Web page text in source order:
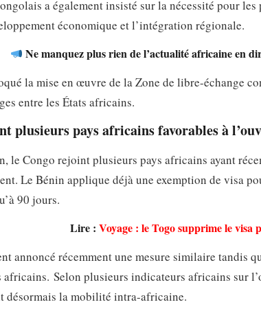
a également insisté sur la nécessité pour
économique et l’intégration régionale.
Ne manquez plus rien de l’actualité africaine en
la mise en œuvre de la Zone de libre-échange
entre les États africains.
plusieurs pays africains favorables à
le Congo rejoint plusieurs pays africains ayant
Le Bénin applique déjà une exemption de visa
90 jours.
Lire :Voyage : le Togo supprime le visa
annoncé récemment une mesure similaire tandis
africains. Selon plusieurs indicateurs africains sur
désormais la mobilité intra-africaine.